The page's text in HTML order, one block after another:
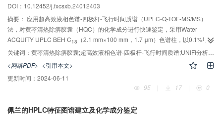
DOI：10.12452/j.fxcsxb.24012403
摘要： 应用超高效液相色谱-四极杆-飞行时间质谱（UPLC-Q-TOF-MS/MS）
法，对黄芩清热除痹胶囊（HQC）的化学成分进行快速鉴定，采用Water
ACQUITY UPLC BEH C18 （2.1 mm×100 mm，1.7 μm）色谱柱，以0.1%甲酸
水-乙腈为流动相进行梯度洗脱，采用电喷雾电离源（ESI）在正、负离子模式
下分别采集HQC的基峰色谱图。建立HQC的化学成分数据库，基于天然产物后
处理筛查平台（UNIFI）进行靶向分析，结合化合物的精确分子量、二级碎片离
子信息、对照品和文献数据等进行化学结构确认。从HQC中共鉴定出82个化合
物，包括37个黄酮类、11个有机酸类、14个萜类、7个苷类、5个氨基酸类、8
UNIFI平台的分析方法可快速鉴定HQC的化学成分。
关键词： 黄芩清热除痹胶囊;超高效液相色谱-四极杆-飞行时间质谱;UNIFI分析平台;化学成分;类风湿关节炎
<网络PDF> <引用本文>
更新时间： 2024-06-11
95
| 17 | 0
佩兰的HPLC特征图谱建立及化学成分鉴定